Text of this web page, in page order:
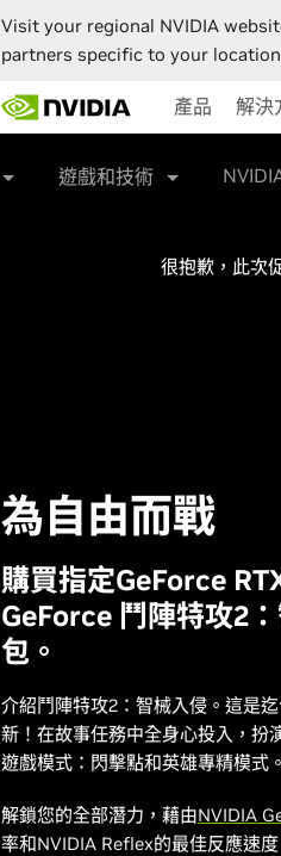
Visit your regional NVIDIA
partners specific to your
產品 解決
遊戲和技術
很抱歉，此次
為自由而戰
購買指定GeForce
GeForce 鬥陣特攻2
包。
介紹鬥陣特攻2：智械入侵。這是
新！在故事任務中全身心投入，扮
遊戲模式：閃擊點和英雄專精模式。
解鎖您的全部潛力，藉由NVIDIA
率和NVIDIA Reflex的最佳反應速度